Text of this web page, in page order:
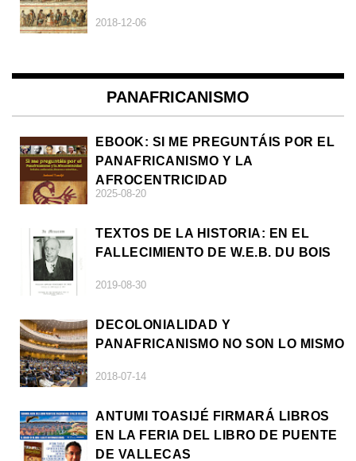
2018-12-06
PANAFRICANISMO
EBOOK: SI ME PREGUNTÁIS POR EL
PANAFRICANISMO Y LA
AFROCENTRICIDAD
2025-08-20
TEXTOS DE LA HISTORIA: EN EL
FALLECIMIENTO DE W.E.B. DU BOIS
2019-08-30
DECOLONIALIDAD Y
PANAFRICANISMO NO SON LO MISMO
2018-07-14
ANTUMI TOASIJÉ FIRMARÁ LIBROS
EN LA FERIA DEL LIBRO DE PUENTE
DE VALLECAS